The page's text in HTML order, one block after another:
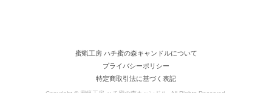
蜜蝋工房 ハチ蜜の森キャンドルについて
プライバシーポリシー
特定商取引法に基づく表記